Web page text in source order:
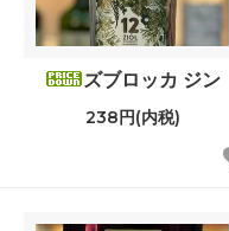
ズブロッカ ジン
238円(内税)